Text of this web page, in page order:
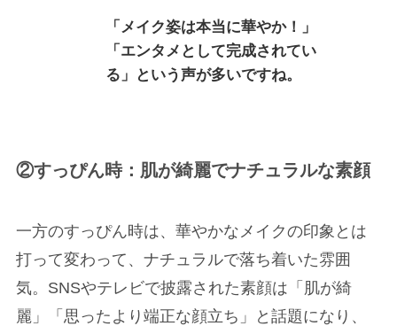
「メイク姿は本当に華やか！」
「エンタメとして完成されてい
る」という声が多いですね。
②すっぴん時：肌が綺麗でナチュラルな素顔
一方のすっぴん時は、華やかなメイクの印象とは
打って変わって、ナチュラルで落ち着いた雰囲
気。SNSやテレビで披露された素顔は「肌が綺
麗」「思ったより端正な顔立ち」と話題になり、